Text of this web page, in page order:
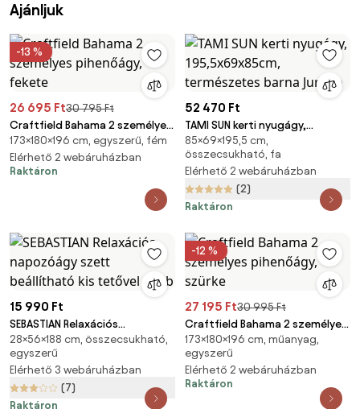
Ajánljuk
-13 %
26 695 Ft30 795 Ft
Craftfield Bahama 2 személyes
pihenőágy, fekete
173×180×196 cm, egyszerű, fém
Elérhető 2 webáruházban
Raktáron
52 470 Ft
TAMI SUN kerti nyugágy,
195,5x69x85cm, természetes
barna Jurhan
85×69×195,5 cm,
összecsukható, fa
Elérhető 2 webáruházban
(2)
Raktáron
15 990 Ft
SEBASTIAN Relaxációs
napozóágy szett beállítható
28×56×188 cm, összecsukható,
egyszerű
Elérhető 3 webáruházban
(7)
Raktáron
-12 %
27 195 Ft30 995 Ft
Craftfield Bahama 2 személyes
pihenőágy, szürke
173×180×196 cm, műanyag,
egyszerű
Elérhető 2 webáruházban
Raktáron